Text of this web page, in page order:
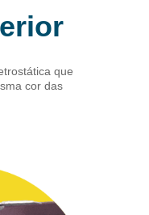
que
cor das